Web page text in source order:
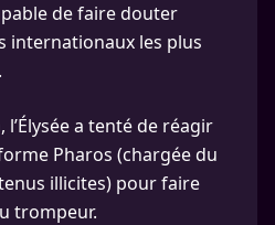
de faire douter
internationaux les plus
a tenté de réagir
Pharos (chargée du
illicites) pour faire
trompeur.